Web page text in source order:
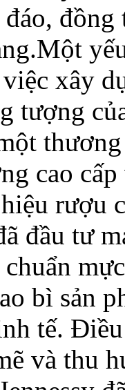
việc xây
tượng
cao cấp
rượu
đầu tư
bì sản
tế. Điều
và thu